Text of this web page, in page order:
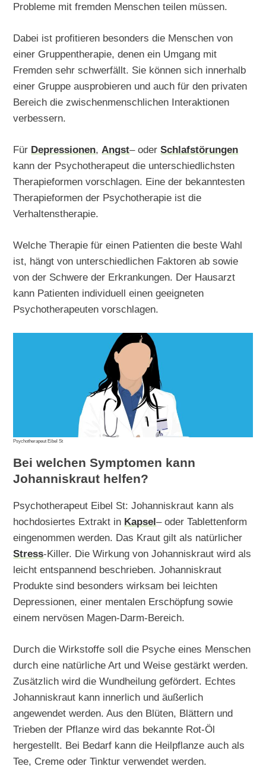
Probleme mit fremden Menschen teilen müssen.
Dabei ist profitieren besonders die Menschen von
einer Gruppentherapie, denen ein Umgang mit
Fremden sehr schwerfällt. Sie können sich innerhalb
einer Gruppe ausprobieren und auch für den privaten
Bereich die zwischenmenschlichen Interaktionen
verbessern.
Für Depressionen, Angst– oderSchlafstörungen
kann der Psychotherapeut die unterschiedlichsten
Therapieformen vorschlagen. Eine der bekanntesten
Therapieformen der Psychotherapie ist die
Verhaltenstherapie.
Welche Therapie für einen Patienten die beste Wahl
ist, hängt von unterschiedlichen Faktoren ab sowie
von der Schwere der Erkrankungen. Der Hausarzt
kann Patienten individuell einen geeigneten
Psychotherapeuten vorschlagen.
Psychotherapeut Eibel St
Bei welchen Symptomen kann
Johanniskraut helfen?
Psychotherapeut Eibel St: Johanniskraut kann als
hochdosiertes Extrakt in Kapsel– oder Tablettenform
eingenommen werden. Das Kraut gilt als natürlicher
Stress-Killer. Die Wirkung von Johanniskraut wird als
leicht entspannend beschrieben. Johanniskraut
Produkte sind besonders wirksam bei leichten
Depressionen, einer mentalen Erschöpfung sowie
einem nervösen Magen-Darm-Bereich.
Durch die Wirkstoffe soll die Psyche eines Menschen
durch eine natürliche Art und Weise gestärkt werden.
Zusätzlich wird die Wundheilung gefördert. Echtes
Johanniskraut kann innerlich und äußerlich
angewendet werden. Aus den Blüten, Blättern und
Trieben der Pflanze wird das bekannte Rot-Öl
hergestellt. Bei Bedarf kann die Heilpflanze auch als
Tee, Creme oder Tinktur verwendet werden.